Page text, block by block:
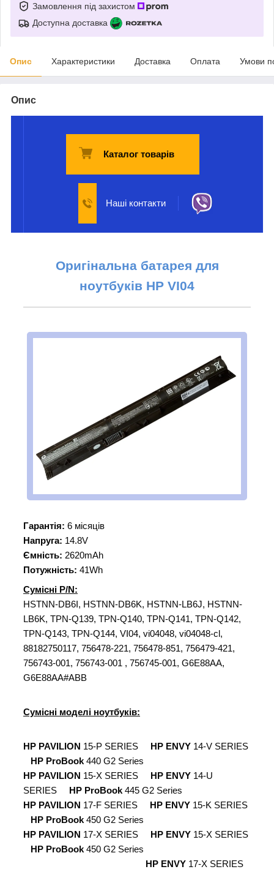
Замовлення під захистом
Доступна доставка
Опис Характеристики Доставка Оплата Умови
Опис
Каталог товарів
Наші контакти
Оригінальна батарея для
ноутбуків НР VI04
Гарантія: 6 місяців
Напруга: 14.8V
Ємність: 2620mAh
Потужність: 41Wh
Сумісні P/N:
HSTNN-DB6I, HSTNN-DB6K, HSTNN-LB6J, HSTNN-
LB6K, TPN-Q139, TPN-Q140, TPN-Q141, TPN-Q142,
TPN-Q143, TPN-Q144, VI04, vi04048, vi04048-cl,
88182750117, 756478-221, 756478-851, 756479-421,
756743-001, 756743-001 , 756745-001, G6E88AA,
G6E88AA#ABB
Сумісні моделі ноутбуків:
HP PAVILION 15-P SERIES HP ENVY 14-V SERIES
HP ProBook 440 G2 Series
HP PAVILION 15-X SERIES HP ENVY 14-U
SERIES
HP ProBook 445 G2 Series
HP PAVILION 17-F SERIES HP ENVY 15-K SERIES
HP ProBook 450 G2 Series
HP PAVILION 17-X SERIES HP ENVY 15-X SERIES
HP ProBook 450 G2 Series
HP ENVY 17-X SERIES